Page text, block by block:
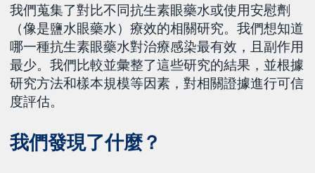
我們蒐集了對比不同抗生素眼藥水或使用安慰劑
（像是鹽水眼藥水）療效的相關研究。我們想知道
哪一種抗生素眼藥水對治療感染最有效，且副作用
最少。我們比較並彙整了這些研究的結果，並根據
研究方法和樣本規模等因素，對相關證據進行可信
度評估。
我們發現了什麼？